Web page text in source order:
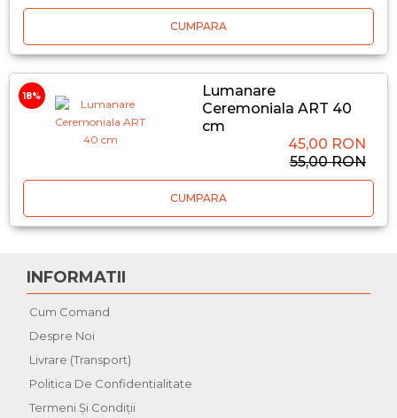
CUMPARA
18%
Lumanare
Ceremoniala ART 40
cm
45,00 RON
55,00 RON
CUMPARA
INFORMATII
Cum Comand
Despre Noi
Livrare (Transport)
Politica De Confidentialitate
Termeni Şi Condiţii